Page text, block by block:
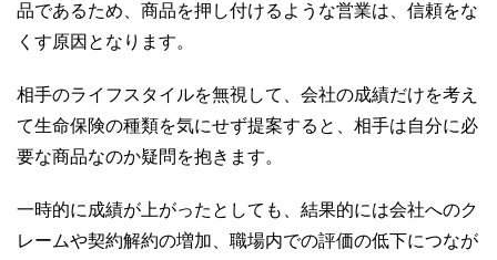
品であるため、商品を押し付けるような営業は、信頼をな
くす原因となります。
相手のライフスタイルを無視して、会社の成績だけを考え
て生命保険の種類を気にせず提案すると、相手は自分に必
要な商品なのか疑問を抱きます。
一時的に成績が上がったとしても、結果的には会社へのク
レームや契約解約の増加、職場内での評価の低下につなが